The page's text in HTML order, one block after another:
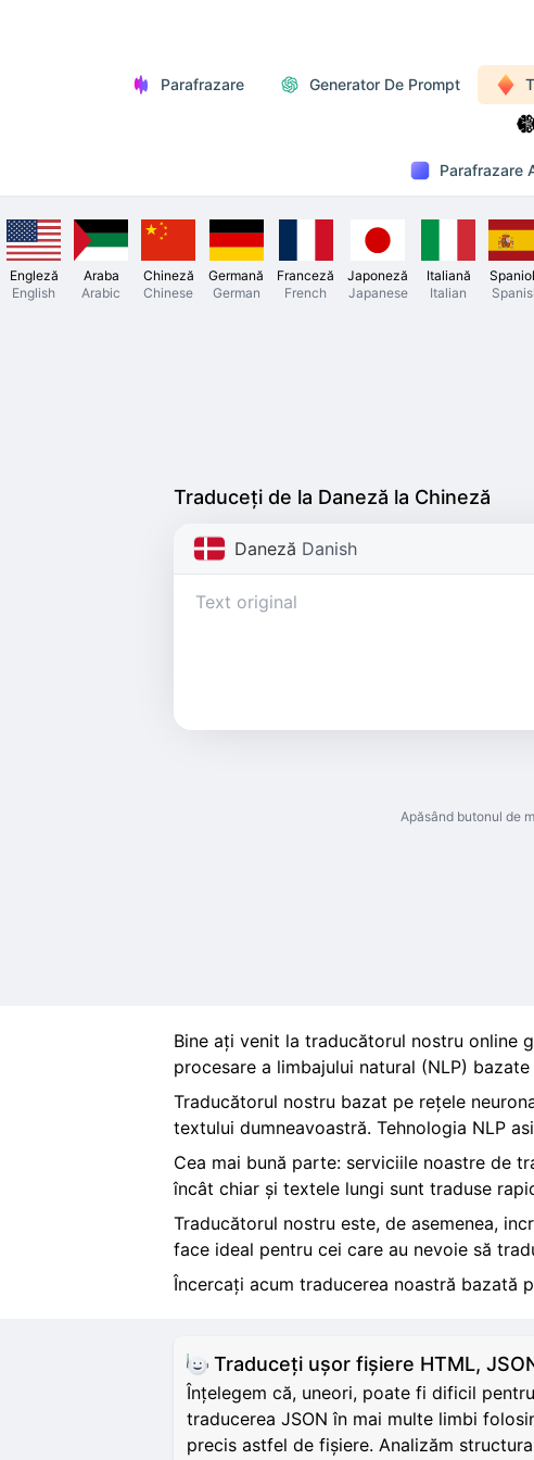
Parafrazare Generator De Prompt
Parafrazare
Engleză
English
Araba
Arabic
Chineză
Chinese
Germană
German
Franceză
French
Japoneză
Japanese
Italiană
Italian
Traduceți de la Daneză la Chineză
Daneză Danish
Apăsând butonul de
Bine ați venit la traducătorul nostru online
procesare a limbajului natural (NLP)
Traducătorul nostru bazat pe rețele
textului dumneavoastră. Tehnologia NLP
Cea mai bună parte: serviciile noastre de
încât chiar și textele lungi sunt traduse
Traducătorul nostru este, de asemenea,
face ideal pentru cei care au nevoie să
Încercați acum traducerea noastră bazată
Traduceți ușor fișiere HTML,
Înțelegem că, uneori, poate fi dificil
traducerea JSON în mai multe limbi
precis astfel de fișiere. Analizăm